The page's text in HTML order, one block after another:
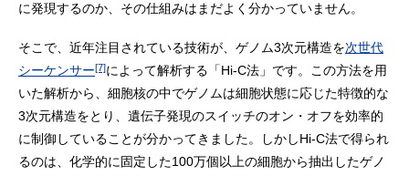
に発現するのか、その仕組みはまだよく分かっていません。
そこで、近年注目されている技術が、ゲノム3次元構造を次世代
シーケンサー[7]によって解析する「Hi-C法」です。この方法を用
いた解析から、細胞核の中でゲノムは細胞状態に応じた特徴的な
3次元構造をとり、遺伝子発現のスイッチのオン・オフを効率的
に制御していることが分かってきました。しかしHi-C法で得られ
るのは、化学的に固定した100万個以上の細胞から抽出したゲノ